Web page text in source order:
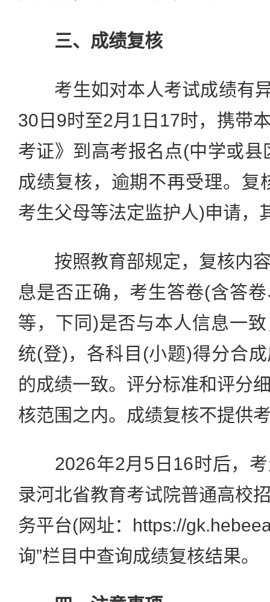
三、成绩复核
考生如对本人考试成绩有
30日9时至2月1日17时，携带
考证》到高考报名点(中学或
成绩复核，逾期不再受理。复
考生父母等法定监护人)申请，
按照教育部规定，复核内容
息是否正确，考生答卷(含答
等，下同)是否与本人信息一
统(登)，各科目(小题)得分合
的成绩一致。评分标准和评分
核范围之内。成绩复核不提供
2026年2月5日16时后，考
录河北省教育考试院普通高校
务平台(网址：https://
询”栏目中查询成绩复核结果。